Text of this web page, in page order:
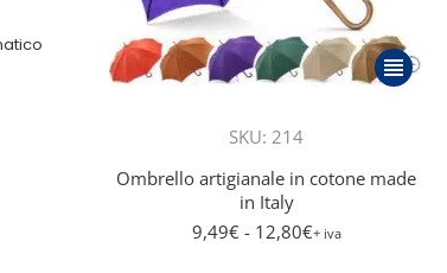
Questo
prodotto
varianti.
SKU: 214
Ombrello artigianale in cotone made
in Italy
9,49€- 12,80€+ iva